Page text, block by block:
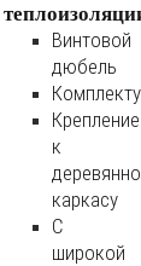
Винтовой
дюбель
Крепление
к
каркасу
С
широкой